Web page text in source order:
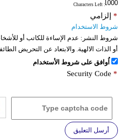
: Characters Left
إلزامي *
شروط الاستخدام
شروط النشر: عدم الإساءة للكاتب أو
أو الذات الالهية. والابتعاد عن التحريض
اُوافق على شروط الأستخدام
Security Code *
أرسل التعليق